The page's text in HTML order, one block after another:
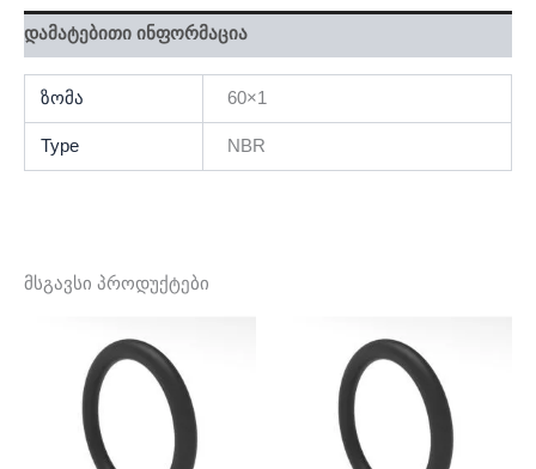
დამატებითი ინფორმაცია
ზომა 60×1
Type NBR
მსგავსი პროდუქტები